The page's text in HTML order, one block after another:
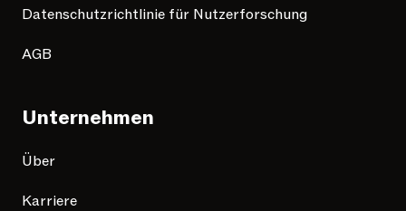
Datenschutzrichtlinie für Nutzerforschung
AGB
Unternehmen
Über
Karriere